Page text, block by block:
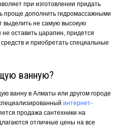
при изготовлении придать
дополнить гидромассажными
выделить не самую высокую
оставить царапин, придется
и приобретать специальные
ванную?
ванну в Алматы или другом городе
интернет-
продажа сантехники на
отличные цены на все